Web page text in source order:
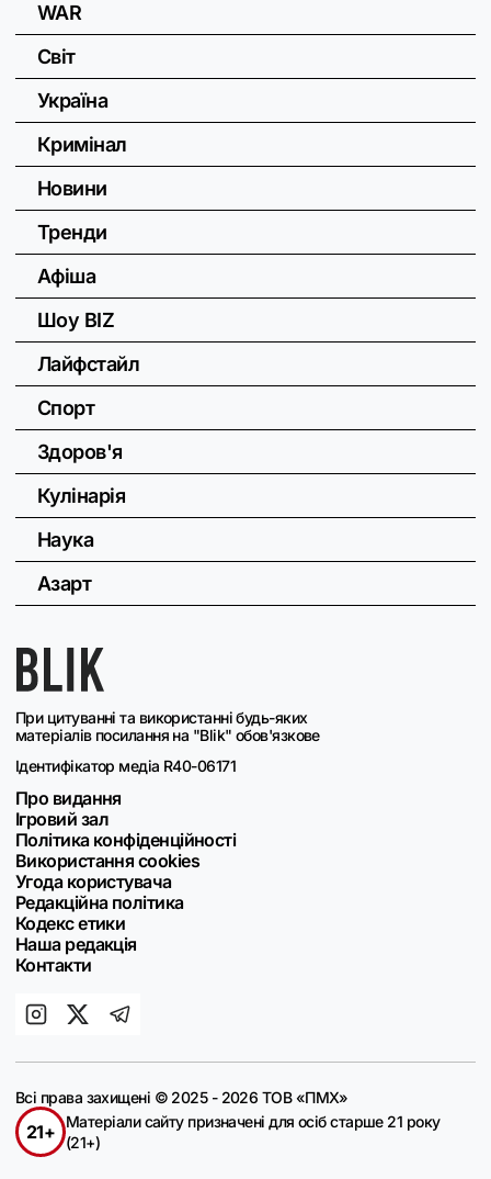
При цитуванні та використанні будь-яких
матеріалів посилання на "Blik" обов'язкове
Ідентифікатор медіа R40-06171
Про видання
Ігровий зал
Політика конфіденційності
Використання cookies
Угода користувача
Редакційна політика
Кодекс етики
Наша редакція
Контакти
WAR
Світ
Україна
Кримінал
Новини
Тренди
Афіша
Шоу BIZ
Лайфстайл
Спорт
Здоров'я
Кулінарія
Наука
Азарт
Всі права захищені © 2025 - 2026 ТОВ «ПМХ»
21+
Матеріали сайту призначені для осіб старше 21 року
(21+)